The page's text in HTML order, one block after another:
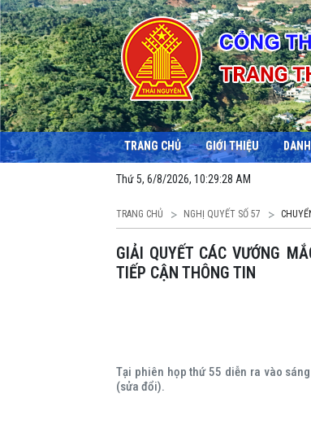
TRANG CHỦ GIỚI THIỆU
Thứ 5, 6/8/2026, 10:29:29 AM
TRANG CHỦ NGHỊ QUYẾT SỐ 57
GIẢI QUYẾT CÁC VƯỚNG MẮC, BẤT CẬP TRONG THỰC TIỄN TỔ CHỨC THI HÀNH LUẬT
TIẾP CẬN THÔNG TIN
Tại phiên họp thứ 55 diễn ra vào
(sửa đổi).